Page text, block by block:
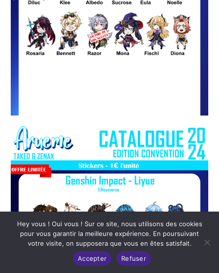
Hey vous ! Oui vous ! Sur ce site, nous utilisons des cookies
pour vous garantir la meilleure expérience. En poursuivant
votre visite, on supposera que vous en êtes satisfait.
Accepter
Refuser